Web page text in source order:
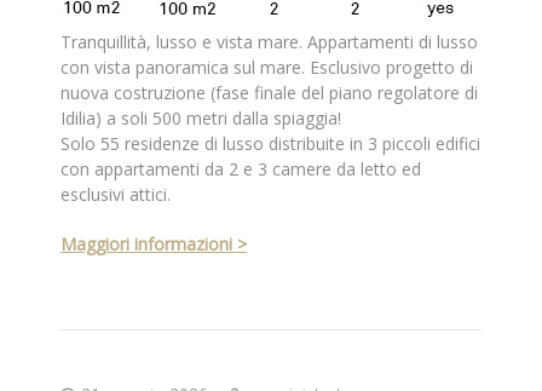
Tranquillità, lusso e vista mare. Appartamenti di lusso
con vista panoramica sul mare. Esclusivo progetto di
nuova costruzione (fase finale del piano regolatore di
Idilia) a soli 500 metri dalla spiaggia!
Solo 55 residenze di lusso distribuite in 3 piccoli edifici
con appartamenti da 2 e 3 camere da letto ed
esclusivi attici.
Maggiori informazioni >